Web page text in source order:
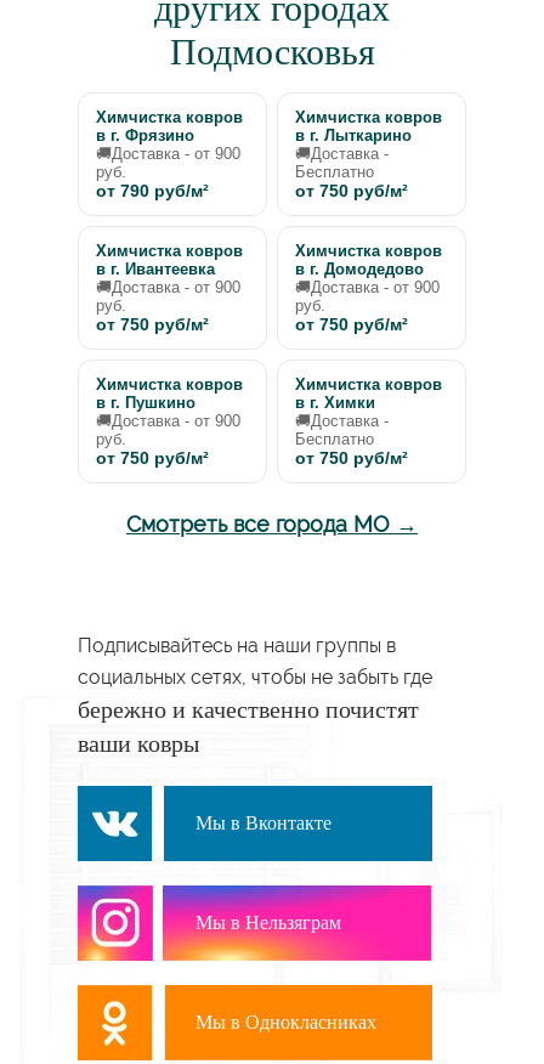
Подмосковья
Химчистка ковров
в г. Фрязино
🚚Доставка - от 900
руб.
от 790 руб/м²
Химчистка ковров
в г. Лыткарино
🚚Доставка -
Бесплатно
от 750 руб/м²
Химчистка ковров
в г. Ивантеевка
🚚Доставка - от 900
руб.
от 750 руб/м²
Химчистка ковров
в г. Домодедово
🚚Доставка - от 900
руб.
от 750 руб/м²
Химчистка ковров
в г. Пушкино
🚚Доставка - от 900
руб.
от 750 руб/м²
Химчистка ковров
в г. Химки
🚚Доставка -
Бесплатно
от 750 руб/м²
Смотреть все города МО →
Подписывайтесь на наши группы в
социальных сетях, чтобы не забыть где
бережно и качественно почистят
ваши ковры
Мы в Вконтакте
Мы в Нельзяграм
Мы в Однокласниках